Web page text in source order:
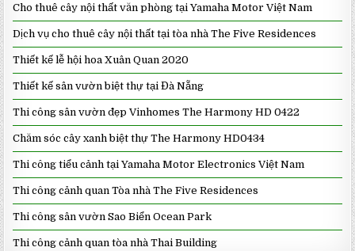
Cho thuê cây nội thất văn phòng tại Yamaha Motor Việt Nam
Dịch vụ cho thuê cây nội thất tại tòa nhà The Five Residences
Thiết kế lễ hội hoa Xuân Quan 2020
Thiết kế sân vườn biệt thự tại Đà Nẵng
Thi công sân vườn đẹp Vinhomes The Harmony HD 0422
Chăm sóc cây xanh biệt thự The Harmony HD0434
Thi công tiểu cảnh tại Yamaha Motor Electronics Việt Nam
Thi công cảnh quan Tòa nhà The Five Residences
Thi công sân vườn Sao Biển Ocean Park
Thi công cảnh quan tòa nhà Thai Building